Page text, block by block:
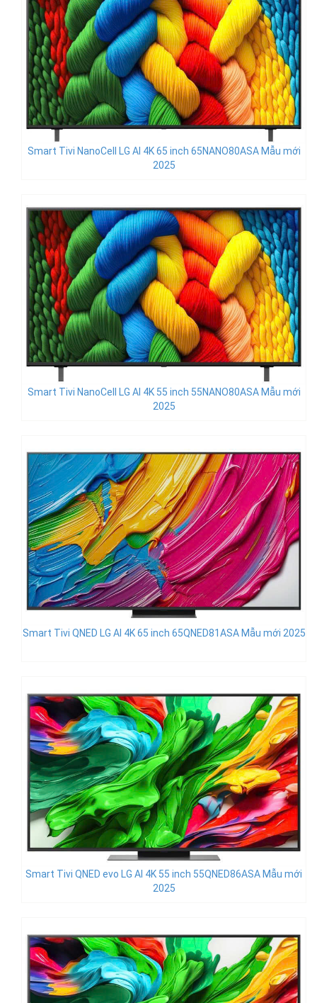
Smart Tivi NanoCell LG AI 4K 65 inch 65NANO80ASA Mẫu mới
2025
Smart Tivi NanoCell LG AI 4K 55 inch 55NANO80ASA Mẫu mới
2025
Smart Tivi QNED LG AI 4K 65 inch 65QNED81ASA Mẫu mới 2025
Smart Tivi QNED evo LG AI 4K 55 inch 55QNED86ASA Mẫu mới
2025